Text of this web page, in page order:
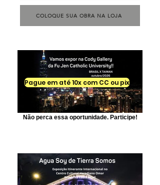
COLOQUE SUA OBRA NA LOJA
Não perca essa oportunidade. Participe!
Pague em até 10x com CC ou pix